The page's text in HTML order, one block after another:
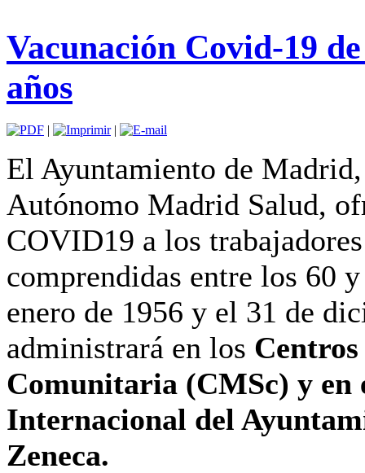
Vacunación Covid-19
años
| |
El Ayuntamiento de
Autónomo Madrid Salud,
COVID19 a los
comprendidas entre los 60
enero de 1956 y el 31 de
administrará en los
Comunitaria (CMSc) y en
Internacional del
Zeneca.